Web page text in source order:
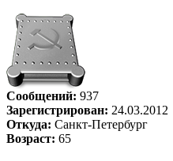
Сообщений: 937
Зарегистрирован: 24.03.2012
Откуда: Санкт-Петербург
Возраст: 65